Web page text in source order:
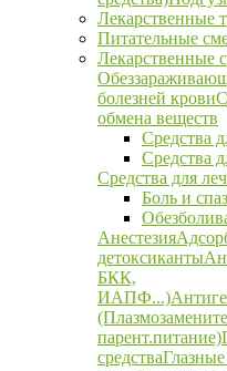
Лекарственные
Питательные
Лекарственные
болезней крови
обмена веществ
Средства
Средства
Средства для
Боль и
Анестезия
детоксиканты
БКК,
ИАПФ...)
парент.питание)
средства